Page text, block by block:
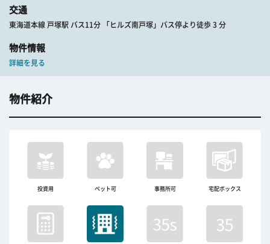
交通
東海道本線 戸塚駅 バス11分 「ヒルズ南戸塚」バス停より徒歩 3 分
物件情報
詳細を見る
物件紹介
投資用 ペット可 事務所可 宅配ボックス